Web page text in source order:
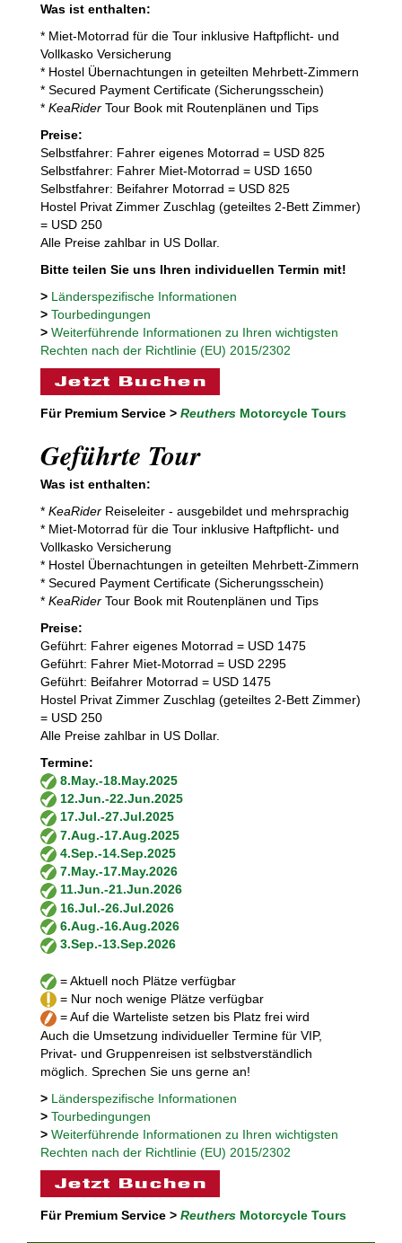
Was ist enthalten:
* Miet-Motorrad für die Tour inklusive Haftpflicht- und
Vollkasko Versicherung
* Hostel Übernachtungen in geteilten Mehrbett-Zimmern
* Secured Payment Certificate (Sicherungsschein)
* KeaRider Tour Book mit Routenplänen und Tips
Preise:
Selbstfahrer: Fahrer eigenes Motorrad = USD 825
Selbstfahrer: Fahrer Miet-Motorrad = USD 1650
Selbstfahrer: Beifahrer Motorrad = USD 825
Hostel Privat Zimmer Zuschlag (geteiltes 2-Bett Zimmer)
= USD 250
Alle Preise zahlbar in US Dollar.
Bitte teilen Sie uns Ihren individuellen Termin mit!
> Länderspezifische Informationen
> Tourbedingungen
> Weiterführende Informationen zu Ihren wichtigsten
Rechten nach der Richtlinie (EU) 2015/2302
Für Premium Service > Reuthers Motorcycle Tours
Geführte Tour
Was ist enthalten:
* KeaRider Reiseleiter - ausgebildet und mehrsprachig
* Miet-Motorrad für die Tour inklusive Haftpflicht- und
Vollkasko Versicherung
* Hostel Übernachtungen in geteilten Mehrbett-Zimmern
* Secured Payment Certificate (Sicherungsschein)
* KeaRider Tour Book mit Routenplänen und Tips
Preise:
Geführt: Fahrer eigenes Motorrad = USD 1475
Geführt: Fahrer Miet-Motorrad = USD 2295
Geführt: Beifahrer Motorrad = USD 1475
Hostel Privat Zimmer Zuschlag (geteiltes 2-Bett Zimmer)
= USD 250
Alle Preise zahlbar in US Dollar.
Termine:
8.May.-18.May.2025
12.Jun.-22.Jun.2025
17.Jul.-27.Jul.2025
7.Aug.-17.Aug.2025
4.Sep.-14.Sep.2025
7.May.-17.May.2026
11.Jun.-21.Jun.2026
16.Jul.-26.Jul.2026
6.Aug.-16.Aug.2026
3.Sep.-13.Sep.2026
= Aktuell noch Plätze verfügbar
= Nur noch wenige Plätze verfügbar
= Auf die Warteliste setzen bis Platz frei wird
Auch die Umsetzung individueller Termine für VIP,
Privat- und Gruppenreisen ist selbstverständlich
möglich. Sprechen Sie uns gerne an!
> Länderspezifische Informationen
> Tourbedingungen
> Weiterführende Informationen zu Ihren wichtigsten
Rechten nach der Richtlinie (EU) 2015/2302
Für Premium Service > Reuthers Motorcycle Tours